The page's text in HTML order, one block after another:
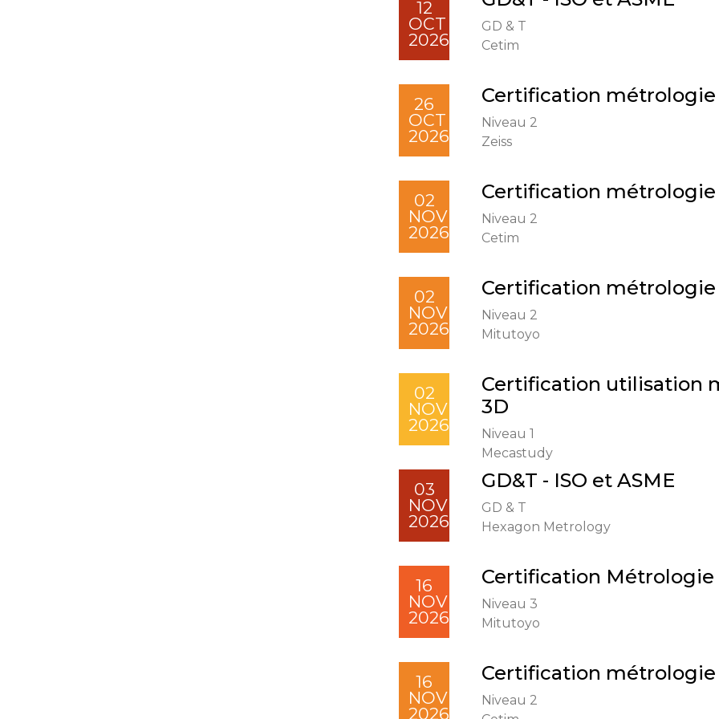
12
OCT
2026
GD & T
Cetim
26
OCT
2026
Certification métrologie
Niveau 2
Zeiss
02
NOV
2026
Certification métrologie
Niveau 2
Cetim
02
NOV
2026
Certification métrologie
Niveau 2
Mitutoyo
02
NOV
2026
Certification utilisation
3D
Niveau 1
Mecastudy
03
NOV
2026
GD&T - ISO et ASME
GD & T
Hexagon Metrology
16
NOV
2026
Certification Métrologie
Niveau 3
Mitutoyo
16
NOV
2026
Certification métrologie
Niveau 2